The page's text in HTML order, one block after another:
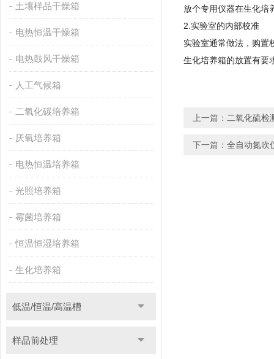
土壤样品干燥箱
电热恒温干燥箱
电热鼓风干燥箱
人工气候箱
二氧化碳培养箱
厌氧培养箱
电热恒温培养箱
光照培养箱
霉菌培养箱
恒温恒湿培养箱
生化培养箱
低温/恒温/高温槽
样品前处理
放个专用仪器在生化培
2.实验室的内部校准
实验室通常做法，购置
生化培养箱的放置有要
上一篇： 二氧化硫检
下一篇： 全自动氮吹